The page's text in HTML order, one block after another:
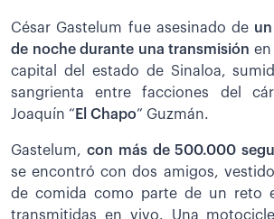
César Gastelum fue asesinado de
de noche durante una transmisión en
capital del estado de Sinaloa,
sangrienta entre facciones del
Joaquín “ El Chapo” Guzmán.
Gastelum, con más de 500.000
se encontró con dos amigos,
de comida como parte de un reto
transmitidas en vivo. Una